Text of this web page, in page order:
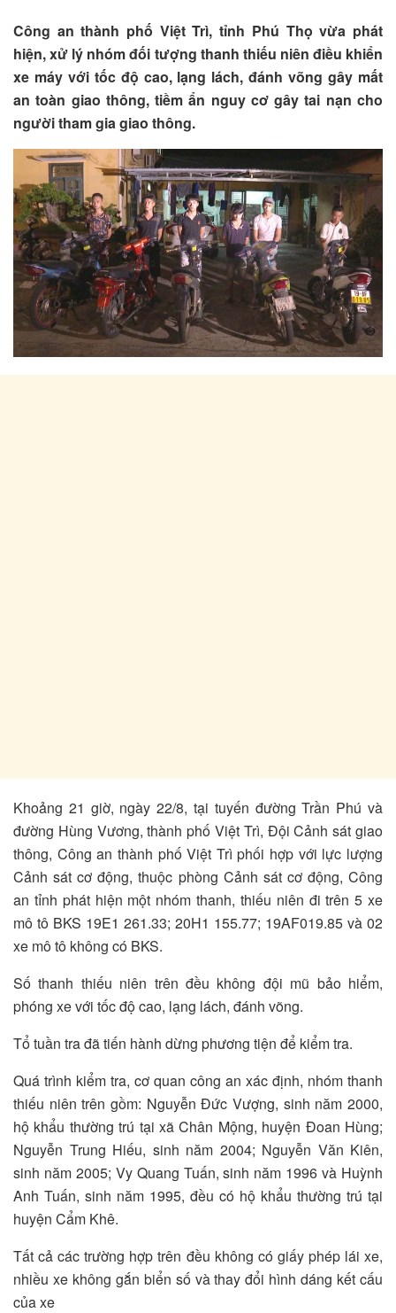
Công an thành phố Việt Trì, tỉnh Phú Thọ vừa phát
hiện, xử lý nhóm đối tượng thanh thiếu niên điều khiển
xe máy với tốc độ cao, lạng lách, đánh võng gây mất
an toàn giao thông, tiềm ẩn nguy cơ gây tai nạn cho
người tham gia giao thông.
Khoảng 21 giờ, ngày 22/8, tại tuyến đường Trần Phú và
đường Hùng Vương, thành phố Việt Trì, Đội Cảnh sát giao
thông, Công an thành phố Việt Trì phối hợp với lực lượng
Cảnh sát cơ động, thuộc phòng Cảnh sát cơ động, Công
an tỉnh phát hiện một nhóm thanh, thiếu niên đi trên 5 xe
mô tô BKS 19E1 261.33; 20H1 155.77; 19AF019.85 và 02
xe mô tô không có BKS.
Số thanh thiếu niên trên đều không đội mũ bảo hiểm,
phóng xe với tốc độ cao, lạng lách, đánh võng.
Tổ tuần tra đã tiến hành dừng phương tiện để kiểm tra.
Quá trình kiểm tra, cơ quan công an xác định, nhóm thanh
thiếu niên trên gồm: Nguyễn Đức Vượng, sinh năm 2000,
hộ khẩu thường trú tại xã Chân Mộng, huyện Đoan Hùng;
Nguyễn Trung Hiếu, sinh năm 2004; Nguyễn Văn Kiên,
sinh năm 2005; Vy Quang Tuấn, sinh năm 1996 và Huỳnh
Anh Tuấn, sinh năm 1995, đều có hộ khẩu thường trú tại
huyện Cẩm Khê.
Tất cả các trường hợp trên đều không có giấy phép lái xe,
nhiều xe không gắn biển số và thay đổi hình dáng kết cấu
của xe